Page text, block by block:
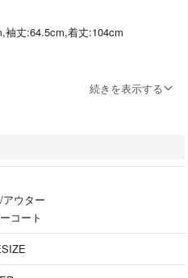
袖丈:64.5cm,着丈:104cm
続きを表示する
ウター
コート